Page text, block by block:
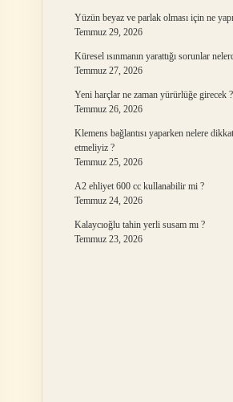
Yüzün beyaz ve parlak olması için ne
Temmuz 29, 2026
Küresel ısınmanın yarattığı sorunlar
Temmuz 27, 2026
Yeni harçlar ne zaman yürürlüğe girecek ?
Temmuz 26, 2026
Klemens bağlantısı yaparken nelere dikkat
etmeliyiz ?
Temmuz 25, 2026
A2 ehliyet 600 cc kullanabilir mi ?
Temmuz 24, 2026
Kalaycıoğlu tahin yerli susam mı ?
Temmuz 23, 2026